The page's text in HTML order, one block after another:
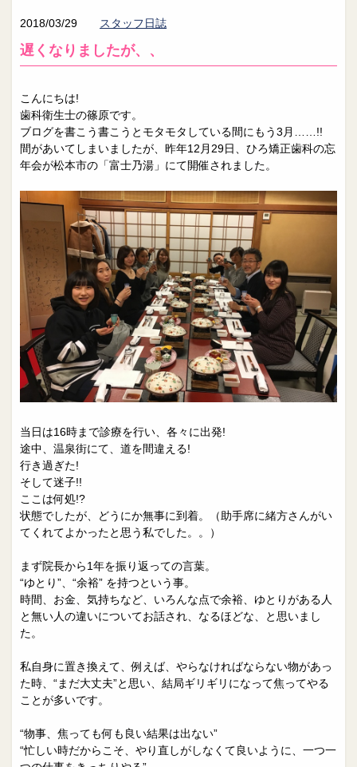
2018/03/29 スタッフ日誌
遅くなりましたが、、
こんにちは!
歯科衛生士の篠原です。
ブログを書こう書こうとモタモタしている間にもう3月……!!
間があいてしまいましたが、昨年12月29日、ひろ矯正歯科の忘
年会が松本市の「富士乃湯」にて開催されました。
当日は16時まで診療を行い、各々に出発!
途中、温泉街にて、道を間違える!
行き過ぎた!
そして迷子!!
ここは何処!?
状態でしたが、どうにか無事に到着。（助手席に緒方さんがい
てくれてよかったと思う私でした。。）
まず院長から1年を振り返っての言葉。
“ゆとり”、“余裕” を持つという事。
時間、お金、気持ちなど、いろんな点で余裕、ゆとりがある人
と無い人の違いについてお話され、なるほどな、と思いまし
た。
私自身に置き換えて、例えば、やらなければならない物があっ
た時、“まだ大丈夫”と思い、結局ギリギリになって焦ってやる
ことが多いです。
“物事、焦っても何も良い結果は出ない”
“忙しい時だからこそ、やり直しがしなくて良いように、一つ一